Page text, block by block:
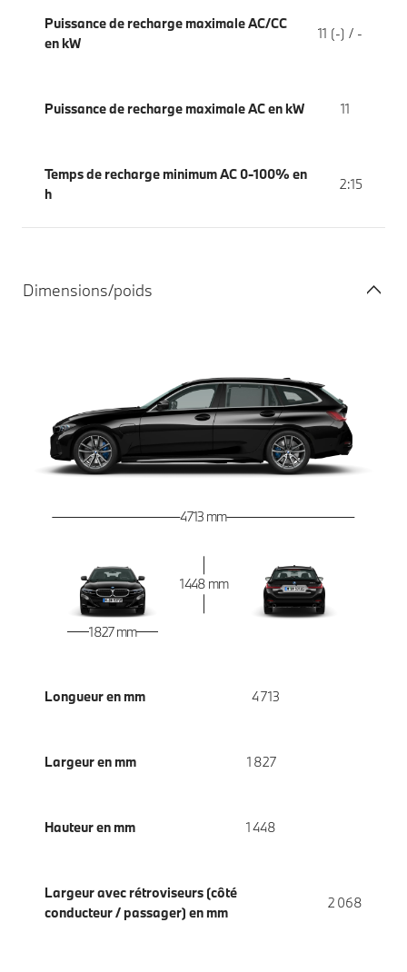
Puissance de recharge maximale AC/CC
en kW
11 (-) / -
Puissance de recharge maximale AC en kW 11
Temps de recharge minimum AC 0-100% en
h
2:15
Dimensions/poids
4 713 mm
1 827 mm
1 448 mm
Longueur en mm 4 713
Largeur en mm 1 827
Hauteur en mm 1 448
Largeur avec rétroviseurs (côté
conducteur / passager) en mm
2 068